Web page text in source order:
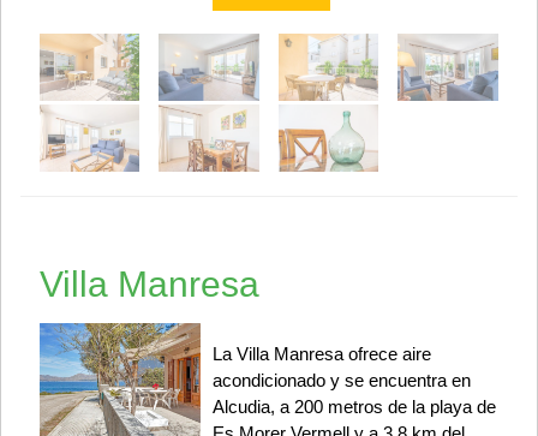
Villa Manresa
La Villa Manresa ofrece aire
acondicionado y se encuentra en
Alcudia, a 200 metros de la playa de